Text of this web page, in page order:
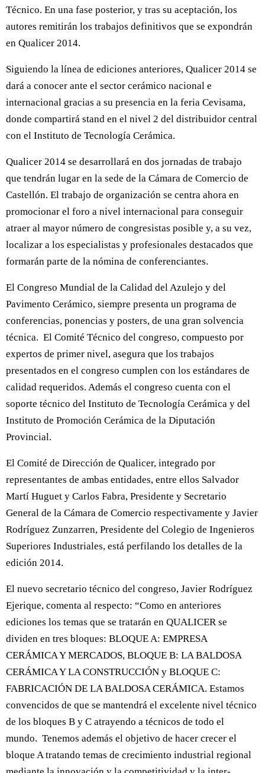
Técnico. En una fase posterior, y tras su aceptación, los
autores remitirán los trabajos definitivos que se expondrán
en Qualicer 2014.
Siguiendo la línea de ediciones anteriores, Qualicer 2014 se
dará a conocer ante el sector cerámico nacional e
internacional gracias a su presencia en la feria Cevisama,
donde compartirá stand en el nivel 2 del distribuidor central
con el Instituto de Tecnología Cerámica.
Qualicer 2014 se desarrollará en dos jornadas de trabajo
que tendrán lugar en la sede de la Cámara de Comercio de
Castellón. El trabajo de organización se centra ahora en
promocionar el foro a nivel internacional para conseguir
atraer al mayor número de congresistas posible y, a su vez,
localizar a los especialistas y profesionales destacados que
formarán parte de la nómina de conferenciantes.
El Congreso Mundial de la Calidad del Azulejo y del
Pavimento Cerámico, siempre presenta un programa de
conferencias, ponencias y posters, de una gran solvencia
técnica. El Comité Técnico del congreso, compuesto por
expertos de primer nivel, asegura que los trabajos
presentados en el congreso cumplen con los estándares de
calidad requeridos. Además el congreso cuenta con el
soporte técnico del Instituto de Tecnología Cerámica y del
Instituto de Promoción Cerámica de la Diputación
Provincial.
El Comité de Dirección de Qualicer, integrado por
representantes de ambas entidades, entre ellos Salvador
Martí Huguet y Carlos Fabra, Presidente y Secretario
General de la Cámara de Comercio respectivamente y Javier
Rodríguez Zunzarren, Presidente del Colegio de Ingenieros
Superiores Industriales, está perfilando los detalles de la
edición 2014.
El nuevo secretario técnico del congreso, Javier Rodríguez
Ejerique, comenta al respecto: “Como en anteriores
ediciones los temas que se tratarán en QUALICER se
dividen en tres bloques: BLOQUE A: EMPRESA
CERÁMICA Y MERCADOS, BLOQUE B: LA BALDOSA
CERÁMICA Y LA CONSTRUCCIÓN y BLOQUE C:
FABRICACIÓN DE LA BALDOSA CERÁMICA. Estamos
convencidos de que se mantendrá el excelente nivel técnico
de los bloques B y C atrayendo a técnicos de todo el
mundo. Tenemos además el objetivo de hacer crecer el
bloque A tratando temas de crecimiento industrial regional